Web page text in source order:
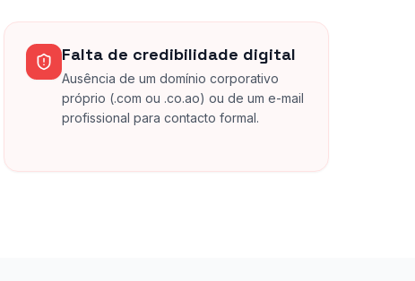
Falta de credibilidade digital
Ausência de um domínio corporativo
próprio (.com ou .co.ao) ou de um e-mail
profissional para contacto formal.